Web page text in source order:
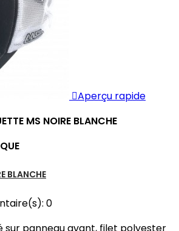
Aperçu rapide
MS NOIRE BLANCHE
BLANCHE
0